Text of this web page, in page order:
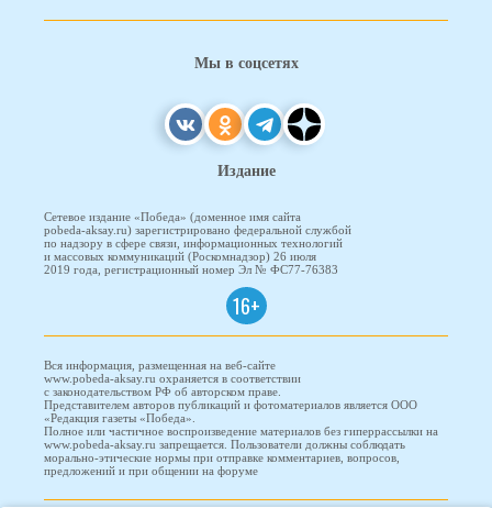
Мы в соцсетях
Издание
Сетевое издание «Победа» (доменное имя сайта
pobeda-aksay.ru) зарегистрировано федеральной службой
по надзору в сфере связи, информационных технологий
и массовых коммуникаций (Роскомнадзор) 26 июля
2019 года, регистрационный номер Эл № ФС77-76383
16+
Вся информация, размещенная на веб-сайте
www.pobeda-aksay.ru охраняется в соответствии
с законодательством РФ об авторском праве.
Представителем авторов публикаций и фотоматериалов является ООО
«Редакция газеты «Победа».
Полное или частичное воспроизведение материалов без гиперрассылки на
www.pobeda-aksay.ru запрещается. Пользователи должны соблюдать
морально-этические нормы при отправке комментариев, вопросов,
предложений и при общении на форуме